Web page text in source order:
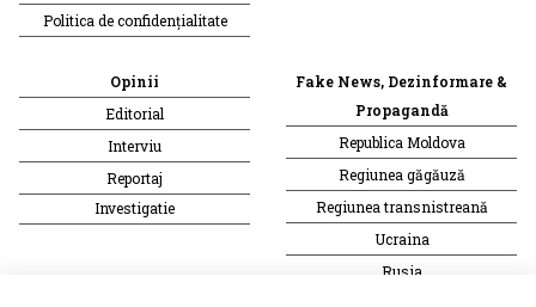
Politica de confidențialitate
Opinii
Editorial
Interviu
Reportaj
Investigatie
Fake News, Dezinformare &
Propagandă
Republica Moldova
Regiunea găgăuză
Regiunea transnistreană
Ucraina
Rusia